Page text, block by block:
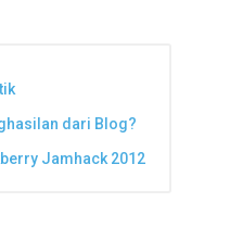
dari Blog?
Jamhack 2012